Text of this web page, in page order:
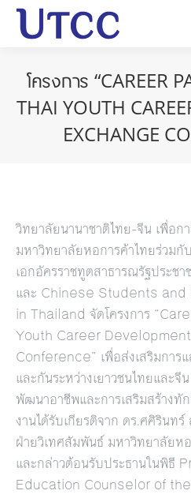
โครงการ “CAREER
THAI YOUTH
EXCHANGE
วิทยาลัยนานาชาติไทย-จีน เพื่อก
มหาวิทยาลัยหอการค้าไทยร่วม
เอกอัครราชทูตสาธารณรัฐประช
และ Chinese Students
in Thailand จัดโครงการ
Youth Career
Conference” เพื่อส่งเสริมการ
และกันระหว่างเยาวชนไทยและ
พัฒนาอาชีพและการเสริมสร้างทั
งานได้รับเกียรติจาก ดร.ศศิรินท
ฝ่ายวิเทศสัมพันธ์ มหาวิทยาลัยห
และกล่าวต้อนรับประธานในพิธี
Education Counselor of